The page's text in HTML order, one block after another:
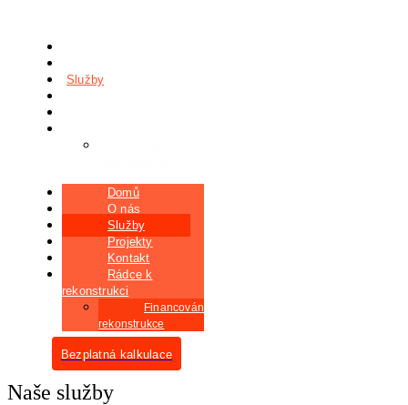
Služby
Domů
O nás
Služby
Projekty
Kontakt
Rádce k
rekonstrukci
Financování
rekonstrukce
Bezplatná kalkulace
Naše služby